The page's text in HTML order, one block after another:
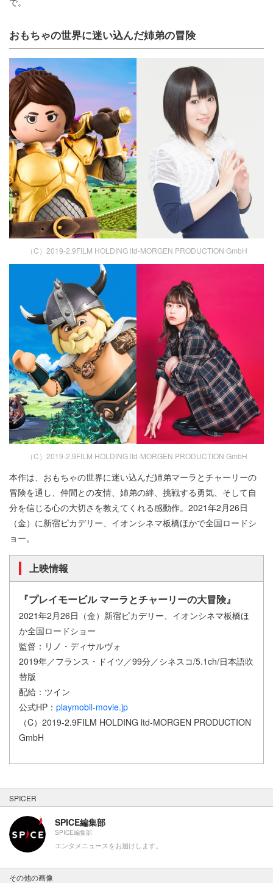
おもちゃの世界に迷い込んだ姉弟の冒険
（C）2019-2.9FILM HOLDING ltd-MORGEN PRODUCTION GmbH
（C）2019-2.9FILM HOLDING ltd-MORGEN PRODUCTION GmbH
本作は、おもちゃの世界に迷い込んだ姉弟マーラとチャーリーの
冒険を通し、仲間との友情、姉弟の絆、挑戦する勇気、そして自
分を信じる心の大切さを教えてくれる感動作。2021年2月26日
（金）に新宿ピカデリー、イオンシネマ板橋ほかで全国ロードシ
ョー。
上映情報
『プレイモービル マーラとチャーリーの大冒険』
2021年2月26日（金）新宿ピカデリー、イオンシネマ板橋ほ
か全国ロードショー
監督：リノ・ディサルヴォ
2019年／フランス・ドイツ／99分／シネスコ/5.1ch/日本語吹
替版
配給：ツイン
公式HP： playmobil-movie.jp
（C）2019-2.9FILM HOLDING ltd-MORGEN PRODUCTION
GmbH
SPICER
SPICE編集部
SPICE編集部
エンタメニュースをお届けします。
その他の画像